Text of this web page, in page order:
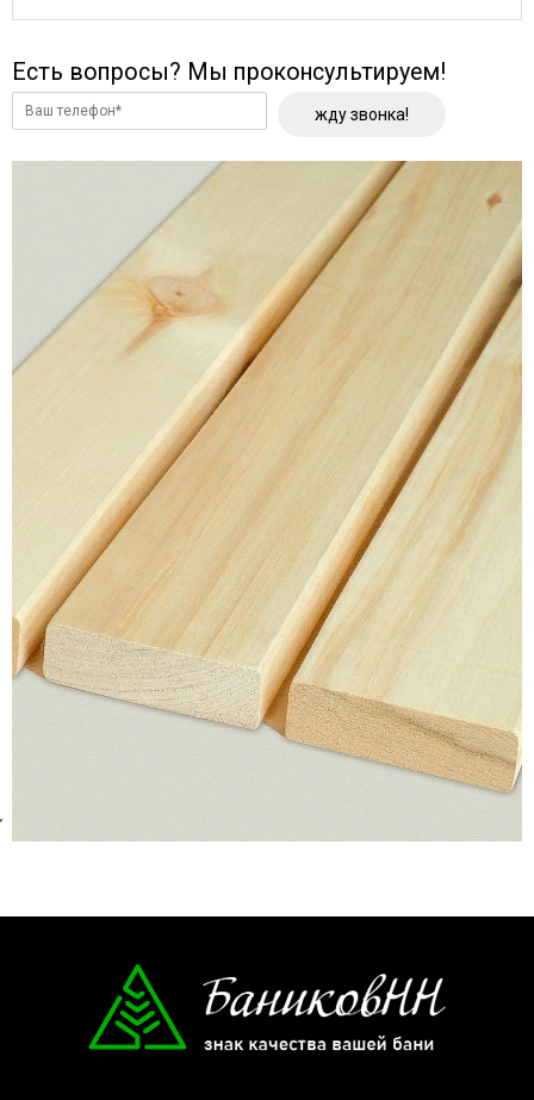
Есть вопросы? Мы проконсультируем!
жду звонка!